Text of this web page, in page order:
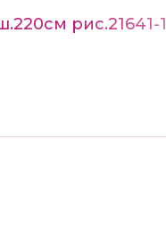
рис.21641-1